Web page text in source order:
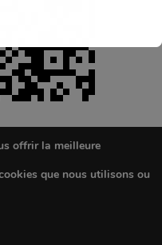
offrir la meilleure
que nous utilisons ou